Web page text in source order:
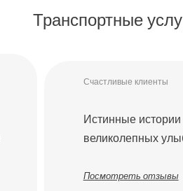
Транспортные
"Я поехал в Турцию с Medical
процедуры. Весь процесс, как
себя спокойно, и
Счастливые клиенты
Истинные
великолепных
Посмотреть отзывы